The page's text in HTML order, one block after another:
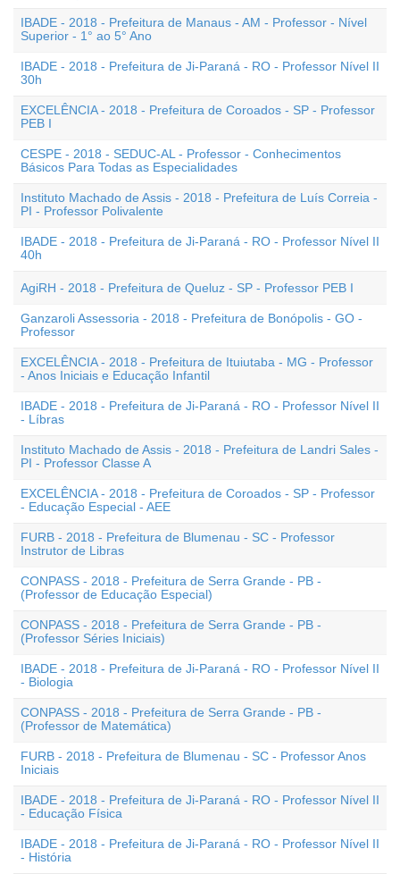
IBADE - 2018 - Prefeitura de Manaus - AM - Professor - Nível
Superior - 1° ao 5° Ano
IBADE - 2018 - Prefeitura de Ji-Paraná - RO - Professor Nível II
30h
EXCELÊNCIA - 2018 - Prefeitura de Coroados - SP - Professor
PEB I
CESPE - 2018 - SEDUC-AL - Professor - Conhecimentos
Básicos Para Todas as Especialidades
Instituto Machado de Assis - 2018 - Prefeitura de Luís Correia -
PI - Professor Polivalente
IBADE - 2018 - Prefeitura de Ji-Paraná - RO - Professor Nível II
40h
AgiRH - 2018 - Prefeitura de Queluz - SP - Professor PEB I
Ganzaroli Assessoria - 2018 - Prefeitura de Bonópolis - GO -
Professor
EXCELÊNCIA - 2018 - Prefeitura de Ituiutaba - MG - Professor
- Anos Iniciais e Educação Infantil
IBADE - 2018 - Prefeitura de Ji-Paraná - RO - Professor Nível II
- Líbras
Instituto Machado de Assis - 2018 - Prefeitura de Landri Sales -
PI - Professor Classe A
EXCELÊNCIA - 2018 - Prefeitura de Coroados - SP - Professor
- Educação Especial - AEE
FURB - 2018 - Prefeitura de Blumenau - SC - Professor
Instrutor de Libras
CONPASS - 2018 - Prefeitura de Serra Grande - PB -
(Professor de Educação Especial)
CONPASS - 2018 - Prefeitura de Serra Grande - PB -
(Professor Séries Iniciais)
IBADE - 2018 - Prefeitura de Ji-Paraná - RO - Professor Nível II
- Biologia
CONPASS - 2018 - Prefeitura de Serra Grande - PB -
(Professor de Matemática)
FURB - 2018 - Prefeitura de Blumenau - SC - Professor Anos
Iniciais
IBADE - 2018 - Prefeitura de Ji-Paraná - RO - Professor Nível II
- Educação Física
IBADE - 2018 - Prefeitura de Ji-Paraná - RO - Professor Nível II
- História